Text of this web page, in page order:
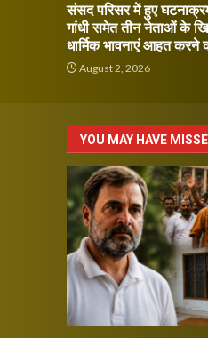
संसद परिसर में हुए
गांधी समेत तीन नेताओं के
धार्मिक भावनाएं आहत करने
August 2, 2026
YOU MAY HAVE